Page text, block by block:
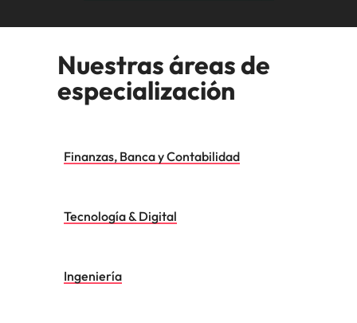
Nuestras áreas de
especialización
Finanzas, Banca y Contabilidad
Tecnología & Digital
Ingeniería